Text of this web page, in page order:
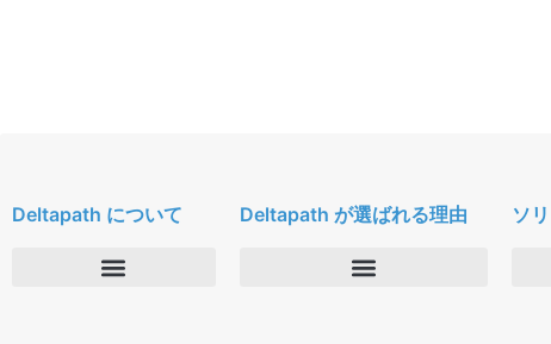
Deltapath について Deltapath が選ばれる理由 ソ